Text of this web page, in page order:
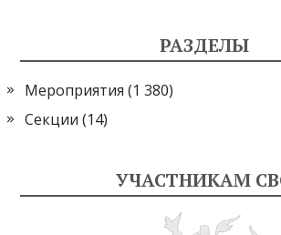
РАЗДЕЛЫ
Мероприятия (1 380)
Секции (14)
УЧАСТНИКАМ